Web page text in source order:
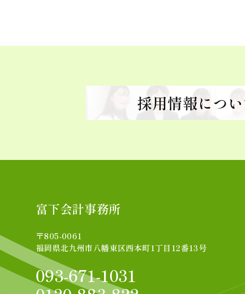
採用情報につ
富下会計事務所
〒805-0061
福岡県北九州市八幡東区西本町1丁目12番13号
093-671-1031